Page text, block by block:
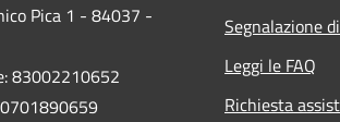
Pica 1 - 84037 -
83002210652
Segnalazione
Leggi le FAQ
Richiesta